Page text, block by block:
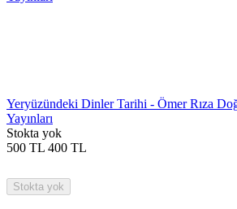
Yeryüzündeki Dinler Tarihi - Ömer Rıza
Yayınları
Stokta yok
500 TL 400 TL
Stokta yok